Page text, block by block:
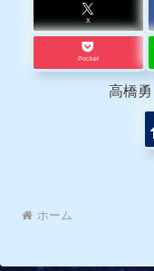
X
Pocket
高橋
ホーム